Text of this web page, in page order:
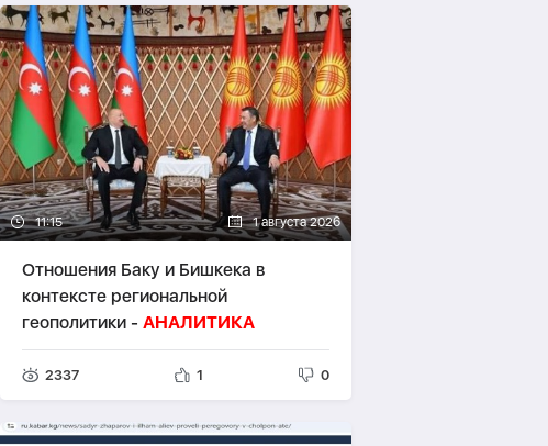
11:15 1 августа 2026
Отношения Баку и Бишкека в
контексте региональной
геополитики - АНАЛИТИКА
2337 1 0